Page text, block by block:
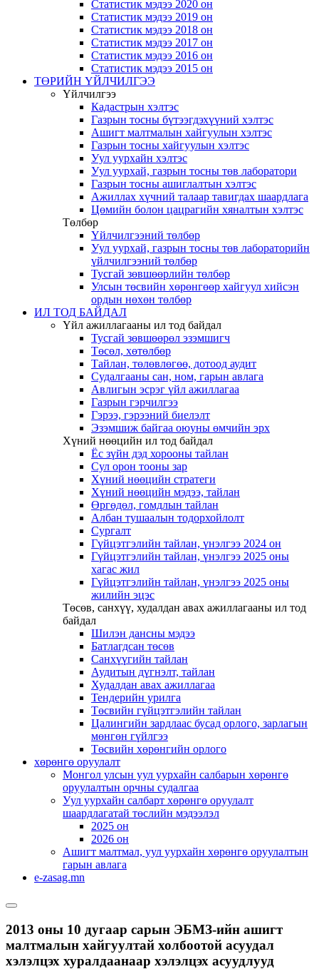
Статистик мэдээ 2020 он
Статистик мэдээ 2019 он
Статистик мэдээ 2018 он
Статистик мэдээ 2017 он
Статистик мэдээ 2016 он
Статистик мэдээ 2015 он
ТӨРИЙН ҮЙЛЧИЛГЭЭ
Үйлчилгээ
Кадастрын хэлтэс
Газрын тосны бүтээгдэхүүний хэлтэс
Ашигт малтмалын хайгуулын хэлтэс
Газрын тосны хайгуулын хэлтэс
Уул уурхайн хэлтэс
Уул уурхай, газрын тосны төв лаборатори
Газрын тосны ашиглалтын хэлтэс
Ажиллах хүчний талаар тавигдах шаардлага
Цөмийн болон цацрагийн хяналтын хэлтэс
Төлбөр
Үйлчилгээний төлбөр
Уул уурхай, газрын тосны төв лабораторийн
үйлчилгээний төлбөр
Тусгай зөвшөөрлийн төлбөр
Улсын төсвийн хөрөнгөөр хайгуул хийсэн
ордын нөхөн төлбөр
ИЛ ТОД БАЙДАЛ
Үйл ажиллагааны ил тод байдал
Тусгай зөвшөөрөл эзэмшигч
Төсөл, хөтөлбөр
Тайлан, төлөвлөгөө, дотоод аудит
Судалгааны сан, ном, гарын авлага
Авлигын эсрэг үйл ажиллагаа
Газрын гэрчилгээ
Гэрээ, гэрээний биелэлт
Эзэмшиж байгаа оюуны өмчийн эрх
Хүний нөөцийн ил тод байдал
Ёс зүйн дэд хорооны тайлан
Сул орон тооны зар
Хүний нөөцийн стратеги
Хүний нөөцийн мэдээ, тайлан
Өргөдөл, гомдлын тайлан
Албан тушаалын тодорхойлолт
Сургалт
Гүйцэтгэлийн тайлан, үнэлгээ 2024 он
Гүйцэтгэлийн тайлан, үнэлгээ 2025 оны
хагас жил
Гүйцэтгэлийн тайлан, үнэлгээ 2025 оны
жилийн эцэс
Төсөв, санхүү, худалдан авах ажиллагааны ил тод
байдал
Шилэн дансны мэдээ
Батлагдсан төсөв
Санхүүгийн тайлан
Аудитын дүгнэлт, тайлан
Худалдан авах ажиллагаа
Тендерийн урилга
Төсвийн гүйцэтгэлийн тайлан
Цалингийн зардлаас бусад орлого, зарлагын
мөнгөн гүйлгээ
Төсвийн хөрөнгийн орлого
хөрөнгө оруулалт
Монгол улсын уул уурхайн салбарын хөрөнгө
оруулалтын орчны судалгаа
Уул уурхайн салбарт хөрөнгө оруулалт
шаардлагатай төслийн мэдээлэл
2025 он
2026 он
Ашигт малтмал, уул уурхайн хөрөнгө оруулалтын
гарын авлага
e-zasag.mn
2013 оны 10 дугаар сарын ЭБМЗ-ийн ашигт
малтмалын хайгуултай холбоотой асуудал
хэлэлцэх хуралдаанаар хэлэлцэх асуудлууд